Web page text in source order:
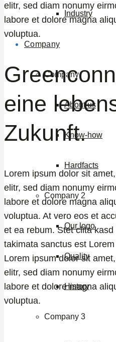
Industry
Company
Company
About us
Know-how
Hardfacts
Company 2
Our logo
Quality
History
Company 3
elitr, sed diam nonumy
labore et dolore magna
voluptua.
eine
Zukunft.
Lorem ipsum dolor sit
elitr, sed diam nonumy
labore et dolore magna
voluptua. At vero eos et
et ea rebum. Stet clita
takimata sanctus est
Lorem ipsum dolor sit
elitr, sed diam nonumy
labore et dolore magna
voluptua.